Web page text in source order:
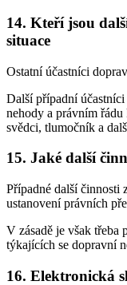
14. Kteří jsou
situace
Ostatní účastníci
Další případní
nehody a právním
svědci, tlumočník a
15. Jaké další
Případné další činnosti
ustanovení právních
V zásadě je však třeba
týkajících se dopravní
16. Elektronická